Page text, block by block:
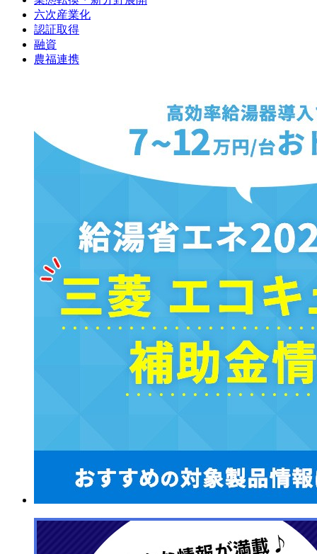
六次産業化
認証取得
融資
農福連携